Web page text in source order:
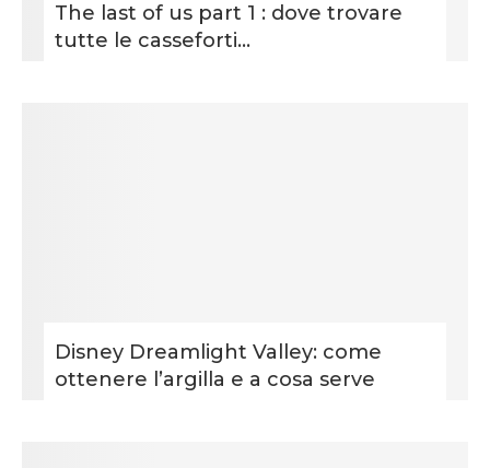
The last of us part 1 : dove trovare
tutte le casseforti...
Disney Dreamlight Valley: come
ottenere l’argilla e a cosa serve